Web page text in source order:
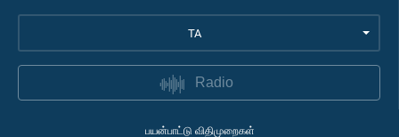
TA
Radio
பயன்பாட்டு விதிமுறைகள்